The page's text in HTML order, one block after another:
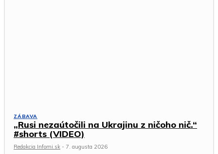
ZÁBAVA
„Rusi nezaútočili na Ukrajinu z ničoho nič.“
#shorts (VIDEO)
Redakcia Infomi.sk - 7. augusta 2026